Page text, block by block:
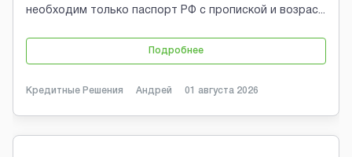
необходим только паспорт РФ с пропиской и возрас...
Подробнее
Кредитные Решения Андрей 01 августа 2026